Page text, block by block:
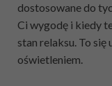
dostosowane do
Ci wygodę i kiedy
stan relaksu. To
oświetleniem.